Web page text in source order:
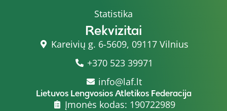
Statistika
Rekvizitai
Kareivių g. 6-5609, 09117 Vilnius
+370 523 39971
info@laf.lt
Lietuvos Lengvosios Atletikos Federacija
Įmonės kodas: 190722989